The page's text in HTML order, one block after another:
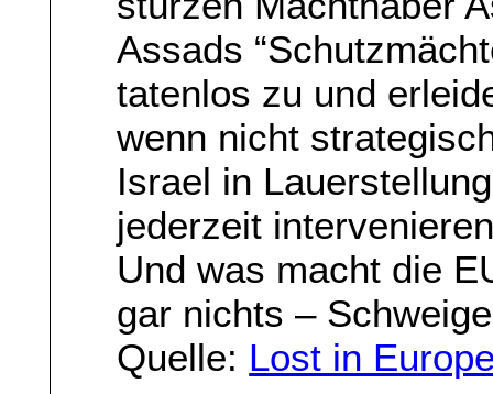
Assads
tatenlos zu und
wenn nicht
Israel in
jederzeit
Und was macht die
gar nichts –
Quelle: Lost in